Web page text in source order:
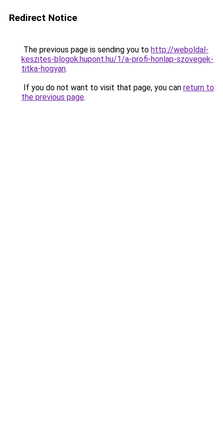
Redirect Notice
The previous page is sending you to http://weboldal-
keszites-blogok.hupont.hu/1/a-profi-honlap-szovegek-
titka-hogyan.
If you do not want to visit that page, you can return to
the previous page.